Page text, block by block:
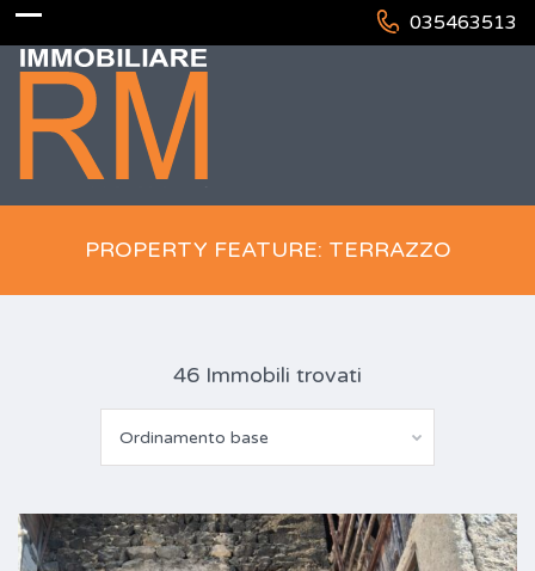
035463513
PROPERTY FEATURE: TERRAZZO
46 Immobili trovati
Ordinamento base